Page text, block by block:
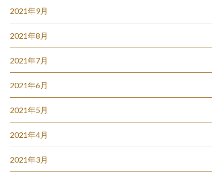
2021年9月
2021年8月
2021年7月
2021年6月
2021年5月
2021年4月
2021年3月